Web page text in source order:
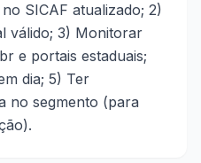
SICAF atualizado; 2)
válido; 3) Monitorar
e portais estaduais;
dia; 5) Ter
no segmento (para